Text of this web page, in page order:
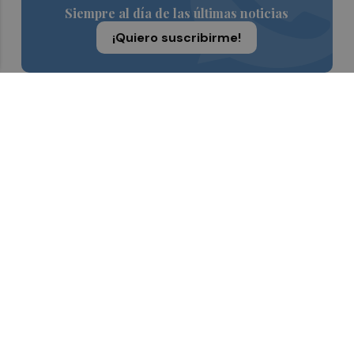
Siempre al día de las últimas noticias
¡Quiero suscribirme!